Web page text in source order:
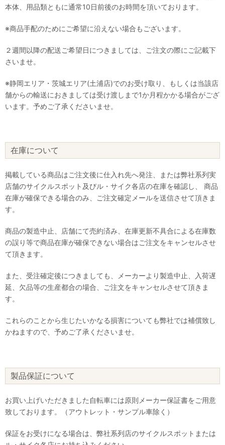
本体、用品類ともに通常10日前後のお時間を頂いております。
※商品手配のためにご希望に沿えない場合もございます。
２週間以降の配送ご希望日につきましては、ご注文の際にご記載下
さいませ。
※静岡エリア・茨城エリア(土浦店)でのお受け取り、もしくは当該店
舗からの輸送におきましては受け渡しまで1か月程かかる場合がござ
います。予めご了承くださいませ。
在庫について
掲載している商品はご注文後に仕入れ先へ発注、または弊社系列実
店舗のサイクルスポット及びル・サイク各店の在庫を確認し、 商品
在庫が確保できる場合のみ、ご注文確定メールを送信させて頂きま
す。
商品の製造中止、店舗にて売約済み、在庫更新不具合による在庫数
の誤り等で商品在庫が確保できない場合はご注文をキャンセルさせ
て頂きます。
また、受注確定後につきましても、メーカーより製造中止、入荷遅
延、欠品等の生産都合の場合、ご注文をキャンセルさせて頂きま
す。
これらのことから生じたいかなる損害についても弊社では補償致し
かねますので、予めご了承くださいませ。
製品保証について
お買い上げいただきました自転車には原則メーカー保証書をご用意
致しております。（アウトレット・サンプル車除く）
保証をお受けになる場合は、弊社系列店のサイクルスポットまたは